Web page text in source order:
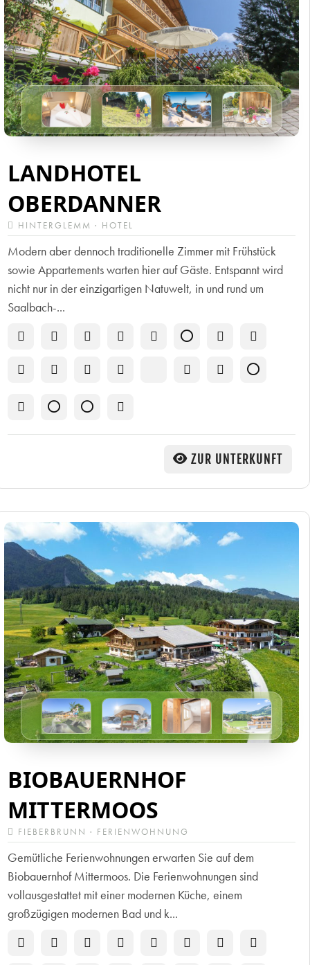
LANDHOTEL
OBERDANNER
HINTERGLEMM · HOTEL
Modern aber dennoch traditionelle Zimmer mit Frühstück
sowie Appartements warten hier auf Gäste. Entspannt wird
nicht nur in der einzigartigen Natuwelt, in und rund um
Saalbach-...
ZUR UNTERKUNFT
BIOBAUERNHOF
MITTERMOOS
FIEBERBRUNN · FERIENWOHNUNG
Gemütliche Ferienwohnungen erwarten Sie auf dem
Biobauernhof Mittermoos. Die Ferienwohnungen sind
vollausgestattet mit einer modernen Küche, einem
großzügigen modernen Bad und k...